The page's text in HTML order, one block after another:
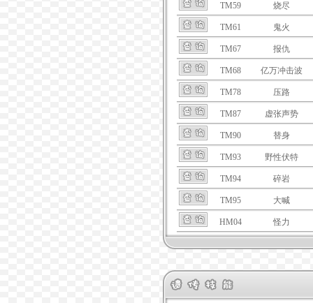
TM59 烧尽
TM61 鬼火
TM67 报仇
TM68 亿万冲击波
TM78 压路
TM87 虚张声势
TM90 替身
TM93 野性伏特
TM94 碎岩
TM95 大喊
HM04 怪力